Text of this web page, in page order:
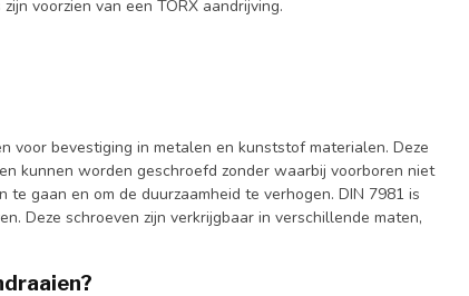
voorzien van een TORX aandrijving.
voor bevestiging in metalen en kunststof materialen. Deze
kunnen worden geschroefd zonder waarbij voorboren niet
gaan en om de duurzaamheid te verhogen. DIN 7981 is
Deze schroeven zijn verkrijgbaar in verschillende maten,